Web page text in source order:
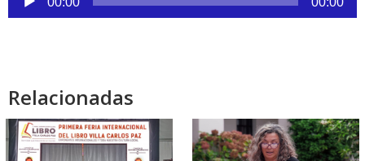
de
Relacionadas